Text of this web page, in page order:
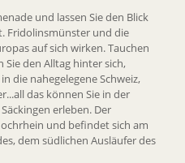
und lassen Sie den Blick
Fridolinsmünster und die
auf sich wirken. Tauchen
Sie den Alltag hinter sich,
die nahegelegene Schweiz,
das können Sie in der
erleben. Der
und befindet sich am
dem südlichen Ausläufer des